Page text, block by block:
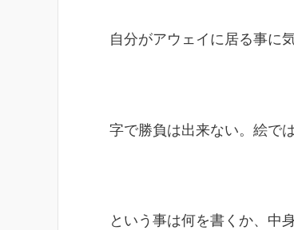
自分がアウェイに居る事に
字で勝負は出来ない。絵で
という事は何を書くか、中